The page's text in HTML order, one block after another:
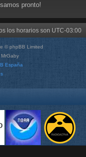
pronto!
los horarios son UTC-03:00
© phpBB Limited
España